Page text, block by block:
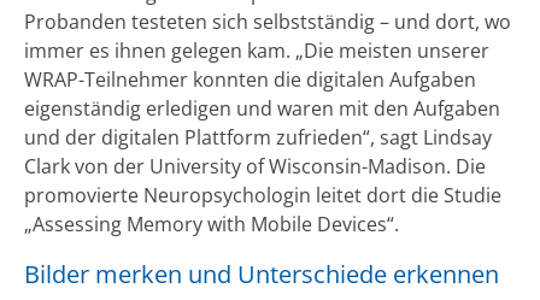
Probanden testeten sich selbstständig – und dort, wo
immer es ihnen gelegen kam. „Die meisten unserer
WRAP-Teilnehmer konnten die digitalen Aufgaben
eigenständig erledigen und waren mit den Aufgaben
und der digitalen Plattform zufrieden“, sagt Lindsay
Clark von der University of Wisconsin-Madison. Die
promovierte Neuropsychologin leitet dort die Studie
„Assessing Memory with Mobile Devices“.
Bilder merken und Unterschiede erkennen